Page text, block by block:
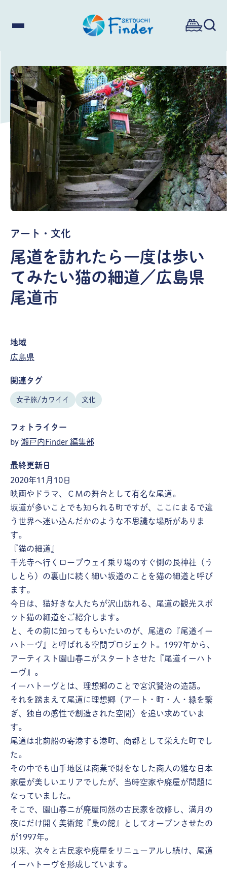
アート・文化
尾道を訪れたら一度は歩い
てみたい猫の細道／広島県
尾道市
地域
広島県
関連タグ
女子旅/カワイイ 文化
フォトライター
by 瀬戸内Finder 編集部
最終更新日
2020年11月10日
映画やドラマ、ＣＭの舞台として有名な尾道。
坂道が多いことでも知られる町ですが、ここにまるで違
う世界へ迷い込んだかのような不思議な場所がありま
す。
『猫の細道』
千光寺へ行くロープウェイ乗り場のすぐ側の艮神社（う
しとら）の裏山に続く細い坂道のことを猫の細道と呼び
ます。
今日は、猫好きな人たちが沢山訪れる、尾道の観光スポ
ット猫の細道をご紹介します。
と、その前に知ってもらいたいのが、尾道の『尾道イー
ハトーヴ』と呼ばれる空間プロジェクト。1997年から、
アーティスト園山春ニがスタートさせた『尾道イーハト
ーヴ』。
イーハトーヴとは、理想郷のことで宮沢賢治の造語。
それを踏まえて尾道に理想郷（アート・町・人・緑を繋
ぎ、独自の感性で創造された空間）を追い求めていま
す。
尾道は北前船の寄港する港町、商都として栄えた町でし
た。
その中でも山手地区は商業で財をなした商人の雅な日本
家屋が美しいエリアでしたが、当時空家や廃屋が問題に
なっていました。
そこで、園山春ニが廃屋同然の古民家を改修し、満月の
夜にだけ開く美術館『梟の館』としてオープンさせたの
が1997年。
以来、次々と古民家や廃屋をリニューアルし続け、尾道
イーハトーヴを形成しています。